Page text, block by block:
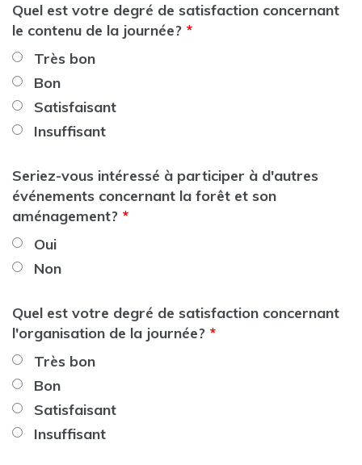
Quel est votre degré de satisfaction concernant
le contenu de la journée? *
Très bon
Bon
Satisfaisant
Insuffisant
Seriez-vous intéressé à participer à d'autres
événements concernant la forêt et son
aménagement? *
Oui
Non
Quel est votre degré de satisfaction concernant
l'organisation de la journée? *
Très bon
Bon
Satisfaisant
Insuffisant